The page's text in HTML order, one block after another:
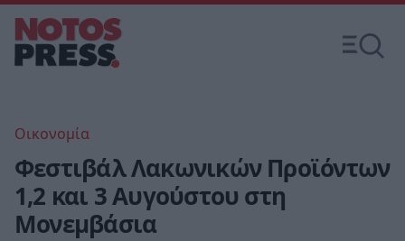
Οικονομία
Φεστιβάλ Λακωνικών Προϊόντων
1,2 και 3 Αυγούστου στη
Μονεμβάσια